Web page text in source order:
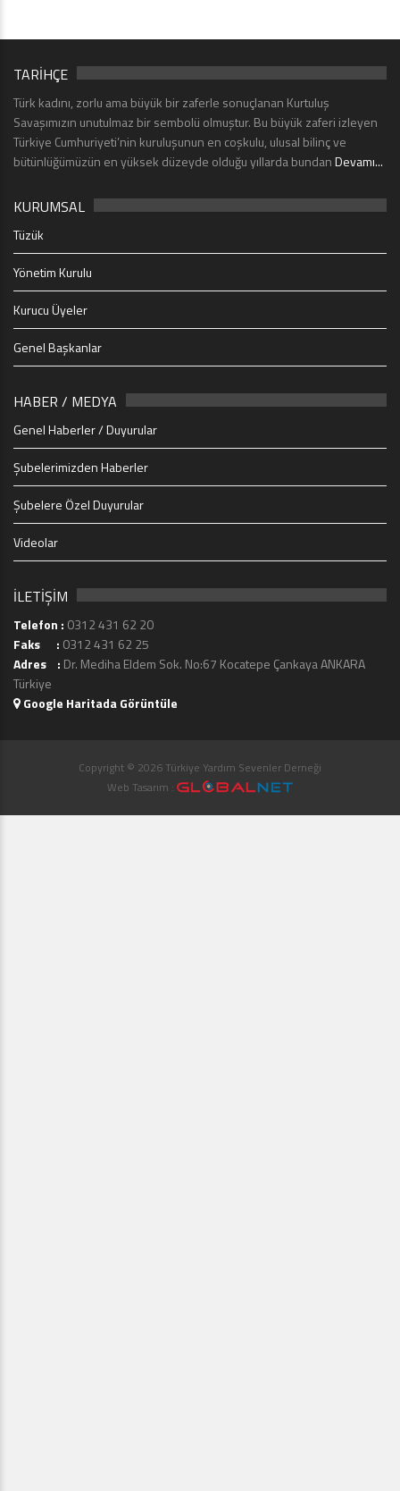
TARİHÇE
Türk kadını, zorlu ama büyük bir zaferle sonuçlanan Kurtuluş
Savaşımızın unutulmaz bir sembolü olmuştur. Bu büyük zaferi izleyen
Türkiye Cumhuriyeti’nin kuruluşunun en coşkulu, ulusal bilinç ve
bütünlüğümüzün en yüksek düzeyde olduğu yıllarda bundanDevamı...
KURUMSAL
Tüzük
Yönetim Kurulu
Kurucu Üyeler
Genel Başkanlar
HABER / MEDYA
Genel Haberler / Duyurular
Şubelerimizden Haberler
Şubelere Özel Duyurular
Videolar
İLETİŞİM
Telefon : 0312 431 62 20
Faks : 0312 431 62 25
Adres : Dr. Mediha Eldem Sok. No:67 Kocatepe Çankaya ANKARA
Türkiye
Google Haritada Görüntüle
Copyright © 2026 Türkiye Yardım Sevenler Derneği
Web Tasarım :